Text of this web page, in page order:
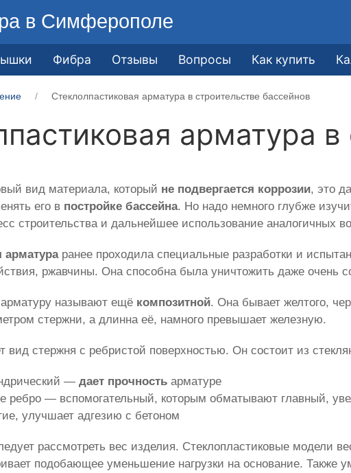
в Симферополе
Фибра Отзывы Вопросы Как купить
Стеклолпастиковая арматура в строительстве бассейнов
арматура в
вид материала, который не подвергается коррозии, это
его в постройке бассейна. Но надо немного глубже
строительства и дальнейшее использование аналогичных
арматураранее проходила специальные разработки и
ржавчины. Она способна была уничтожить даже очень
называют ещё композитной. Она бывает желтого,
стержни, а длинна её, намного превышает железную.
вид стержня с ребристой поверхностью. Он состоит из
—дает прочность арматуре
ребро — вспомогательный, которым обматывают главный,
улучшает адгезию с бетоном
рассмотреть вес изделия. Стеклопластиковые модели
подобающее уменьшение нагрузки на основание. Также